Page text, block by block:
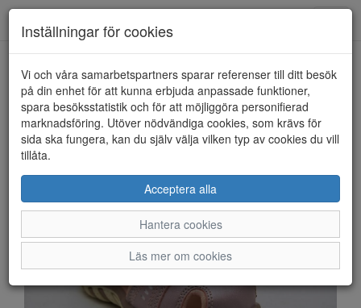
HEM LEAF
Inställningar för cookies
Vi och våra samarbetspartners sparar referenser till ditt besök
på din enhet för att kunna erbjuda anpassade funktioner,
spara besöksstatistik och för att möjliggöra personifierad
marknadsföring. Utöver nödvändiga cookies, som krävs för
sida ska fungera, kan du själv välja vilken typ av cookies du vill
tillåta.
Acceptera alla
Hantera cookies
Läs mer om cookies